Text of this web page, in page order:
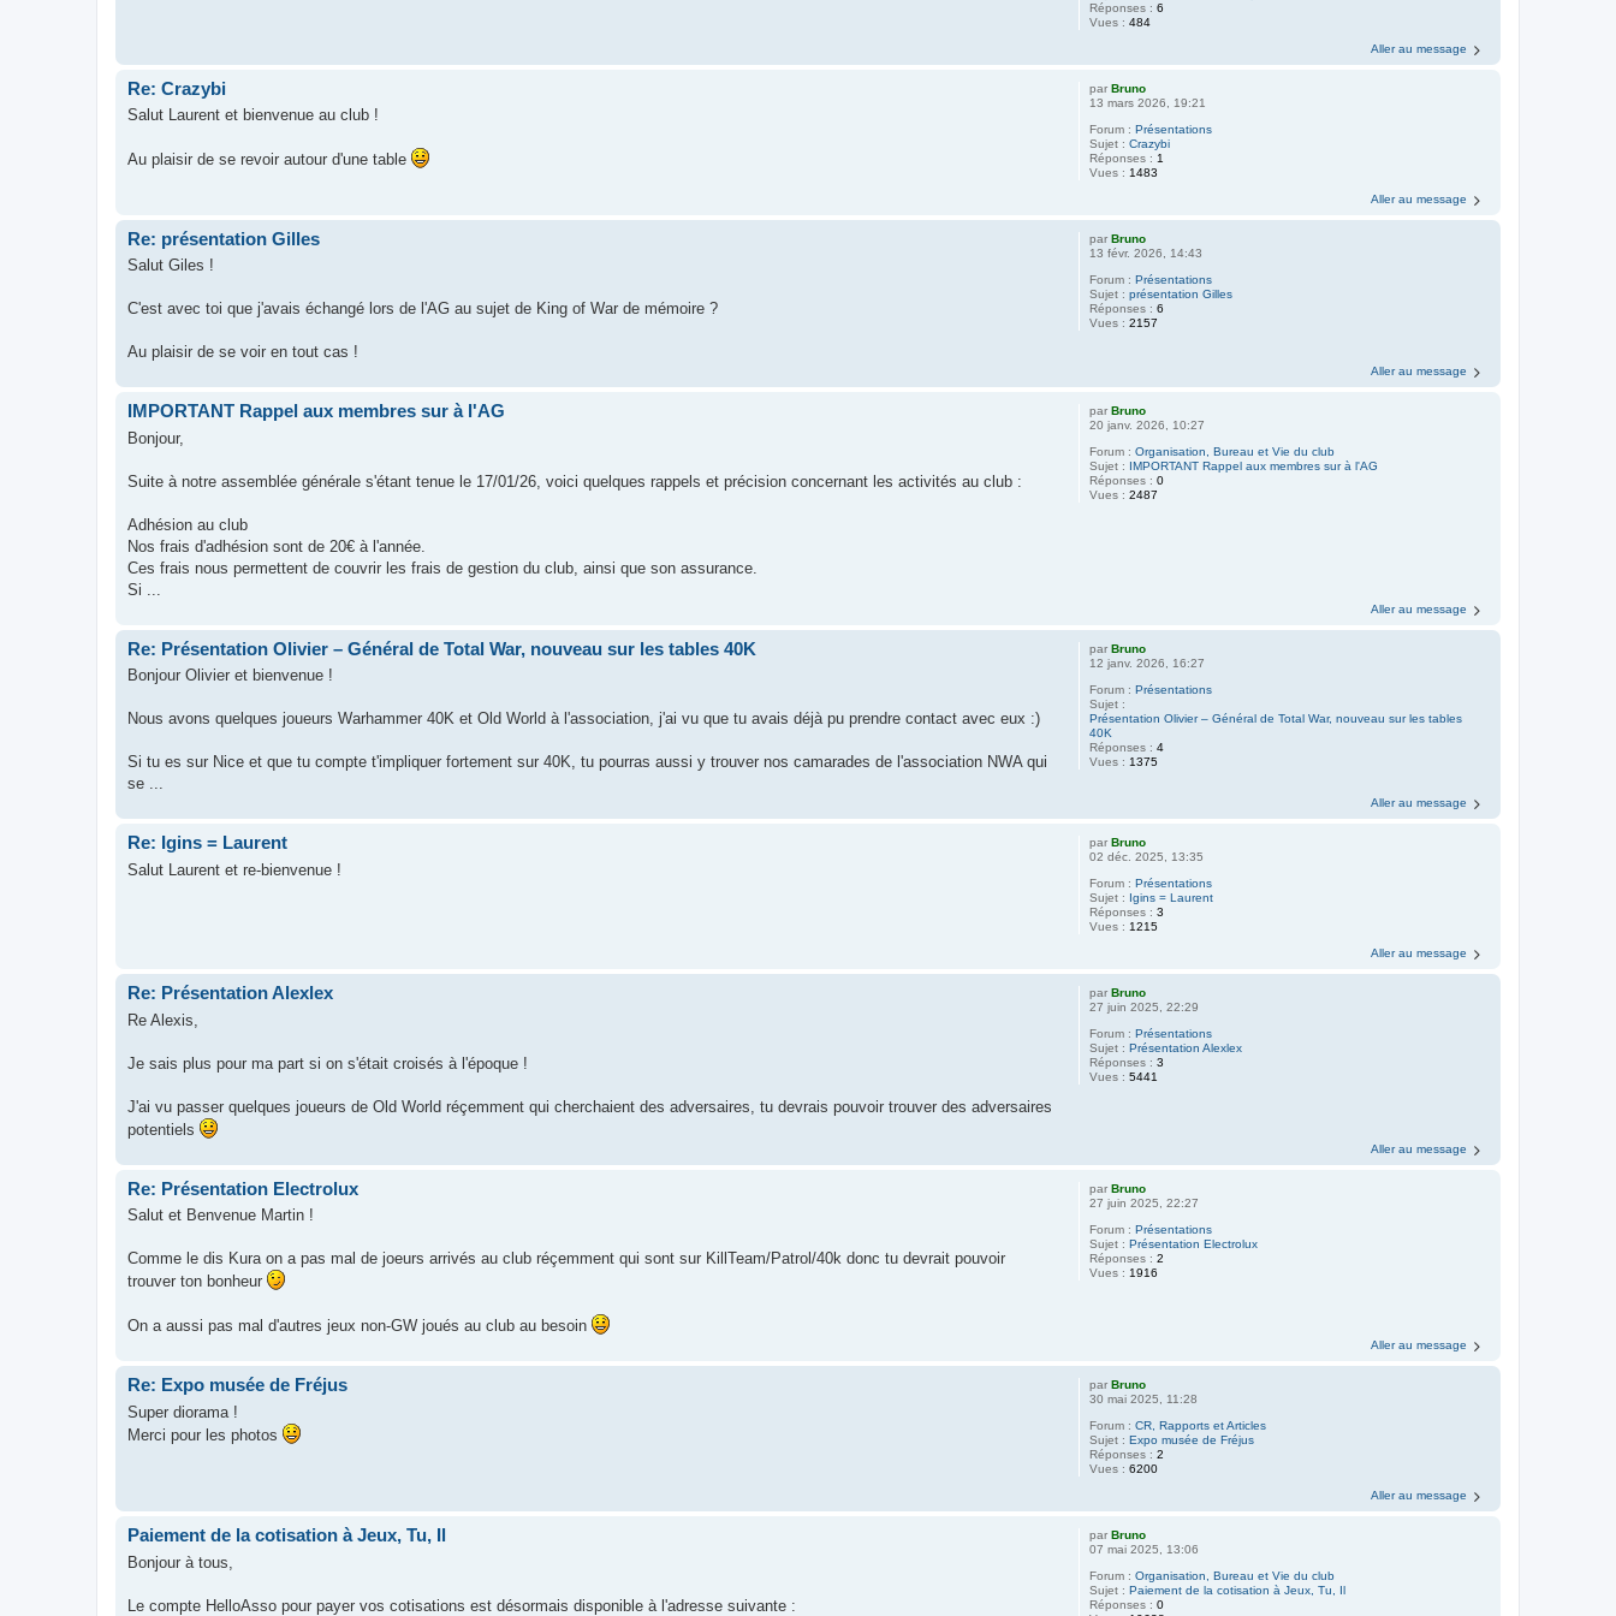
Réponses :6
Vues :484
Aller au message
parBruno
13 mars 2026, 19:21
Forum :Présentations
Sujet :Crazybi
Réponses : 1
Vues : 1483
Re: Crazybi
Salut Laurent et bienvenue au club !
Au plaisir de se revoir autour d'une table
Aller au message
parBruno
13 févr. 2026, 14:43
Forum :Présentations
Sujet :présentation Gilles
Réponses :6
Vues :2157
Re: présentation Gilles
Salut Giles !
C'est avec toi que j'avais échangé lors de l'AG au sujet de King of War de mémoire ?
Au plaisir de se voir en tout cas !
Aller au message
parBruno
20 janv. 2026, 10:27
Forum :Organisation, Bureau et Vie du club
Sujet : IMPORTANT Rappel aux membres sur à l'AG
Réponses :0
Vues :2487
IMPORTANT Rappel aux membres sur à l'AG
Bonjour,
Suite à notre assemblée générale s'étant tenue le 17/01/26, voici quelques rappels et précision concernant les activités au club :
Adhésion au club
Nos frais d'adhésion sont de 20€ à l'année.
Ces frais nous permettent de couvrir les frais de gestion du club, ainsi que son assurance.
Si ...
Aller au message
parBruno
12 janv. 2026, 16:27
Forum :Présentations
Sujet :
Présentation Olivier – Général de Total War, nouveau sur les tables
40K
Réponses :4
Vues : 1375
Re: Présentation Olivier – Général de Total War, nouveau sur les tables 40K
Bonjour Olivier et bienvenue !
Nous avons quelques joueurs Warhammer 40K et Old World à l'association, j'ai vu que tu avais déjà pu prendre contact avec eux :)
Si tu es sur Nice et que tu compte t'impliquer fortement sur 40K, tu pourras aussi y trouver nos camarades de l'association NWA qui
se ...
Aller au message
parBruno
02 déc. 2025, 13:35
Forum :Présentations
Sujet : Igins = Laurent
Réponses :3
Vues : 1215
Re: Igins = Laurent
Salut Laurent et re-bienvenue !
Aller au message
parBruno
27 juin 2025, 22:29
Forum :Présentations
Sujet :Présentation Alexlex
Réponses :3
Vues :5441
Re: Présentation Alexlex
Re Alexis,
Je sais plus pour ma part si on s'était croisés à l'époque !
J'ai vu passer quelques joueurs de Old World réçemment qui cherchaient des adversaires, tu devrais pouvoir trouver des adversaires
potentiels
Aller au message
parBruno
27 juin 2025, 22:27
Forum :Présentations
Sujet :Présentation Electrolux
Réponses :2
Vues : 1916
Re: Présentation Electrolux
Salut et Benvenue Martin !
Comme le dis Kura on a pas mal de joeurs arrivés au club réçemment qui sont sur KillTeam/Patrol/40k donc tu devrait pouvoir
trouver ton bonheur
On a aussi pas mal d'autres jeux non-GW joués au club au besoin
Aller au message
parBruno
30 mai 2025, 11:28
Forum :CR, Rapports et Articles
Sujet :Expo musée de Fréjus
Réponses :2
Vues :6200
Re: Expo musée de Fréjus
Super diorama !
Merci pour les photos
Aller au message
parBruno
07 mai 2025, 13:06
Forum :Organisation, Bureau et Vie du club
Sujet :Paiement de la cotisation à Jeux, Tu, Il
Réponses :0
Paiement de la cotisation à Jeux, Tu, Il
Bonjour à tous,
Le compte HelloAsso pour payer vos cotisations est désormais disponible à l'adresse suivante :